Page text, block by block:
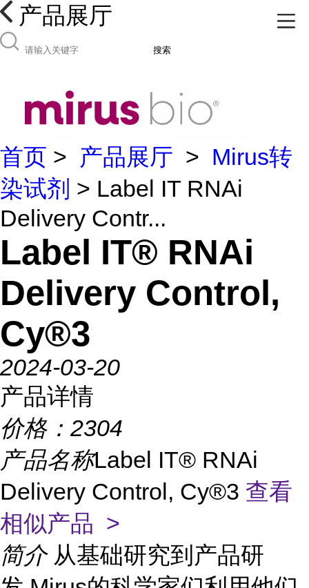
产品展厅
搜索
首页 > 产品展厅 > Mirus转
染试剂 > Label IT RNAi
Delivery Contr...
Label IT® RNAi
Delivery Control,
Cy®3
2024-03-20
产品详情
价格： 2304
产品名称Label IT® RNAi
Delivery Control, Cy®3 查看
相似产品 >
简介 从基础研究到产品研